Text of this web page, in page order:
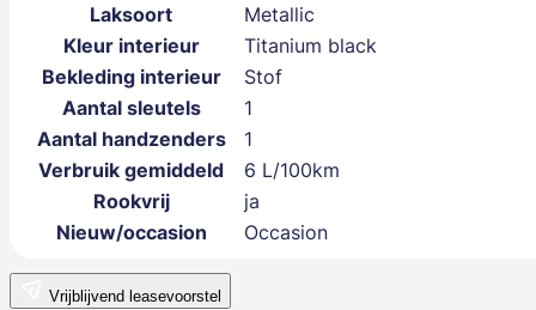
Laksoort
Metallic
Kleur interieur
Titanium black
Bekleding interieur
Stof
Aantal sleutels
1
Aantal handzenders
1
Verbruik gemiddeld
6 L/100km
Rookvrij
ja
Nieuw/occasion
Occasion
Vrijblijvend leasevoorstel